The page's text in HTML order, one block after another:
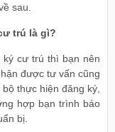
sau.
trú là gì?
cư trú thì bạn nên
được tư vấn cũng
thực hiện đăng ký,
hợp bạn trình báo
bị.